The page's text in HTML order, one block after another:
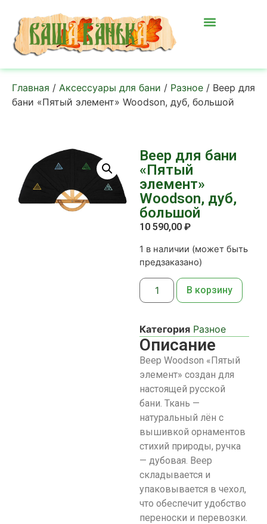
Главная / Аксессуары для бани / Разное / Веер для
бани «Пятый элемент» Woodson, дуб, большой
Веер для бани
«Пятый
элемент»
Woodson, дуб,
большой
10 590,00 ₽
1 в наличии (может быть
предзаказано)
В корзину
Категория Разное
Описание
Веер Woodson «Пятый
элемент» создан для
настоящей русской
бани. Ткань —
натуральный лён с
вышивкой орнаментов
стихий природы, ручка
— дубовая. Веер
складывается и
упаковывается в чехол,
что обеспечит удобство
переноски и перевозки.